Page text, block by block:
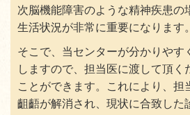
次脳機能障害のような精神疾患の
生活状況が非常に重要になります。
そこで、当センターが分かりやす
しますので、担当医に渡して頂く
ことができます。これにより、担
齟齬が解消され、現状に合致した